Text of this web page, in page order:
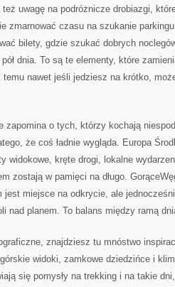
uwagę na podróżnicze drobiazgi,
zmarnować czasu na szukanie
bilety, gdzie szukać dobrych
dnia. To są te elementy, które
temu nawet jeśli jedziesz na krótko,
zapomina o tych, którzy kochają
że coś ładnie wygląda. Europa
widokowe, kręte drogi, lokalne
zostają w pamięci na długo.
jest miejsce na odkrycie, ale
nad planem. To balans między ramą
znajdziesz tu mnóstwo
widoki, zamkowe dziedzińce i
się pomysły na trekking i na takie